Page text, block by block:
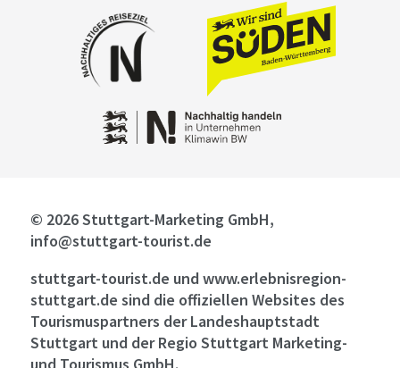
© 2026 Stuttgart-Marketing GmbH,
info@stuttgart-tourist.de
stuttgart-tourist.de und www.erlebnisregion-
stuttgart.de sind die offiziellen Websites des
Tourismuspartners der Landeshauptstadt
Stuttgart und der Regio Stuttgart Marketing-